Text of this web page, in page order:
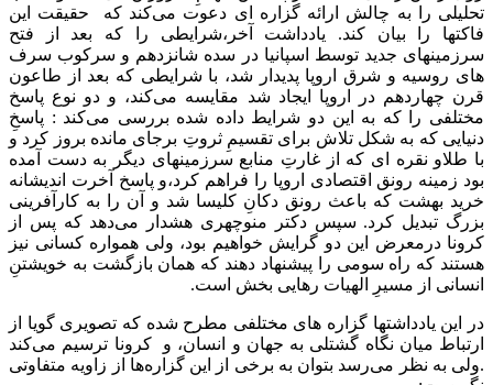
تحلیلی را به چالش ارائه گزاره ای دعوت می‌کند که حقیقت این
فاکتها را بیان کند. یادداشت آخر،شرایطی را که بعد از فتح
سرزمینهای جدید توسط اسپانیا در سده شانزدهم و سرکوب سرف
های روسیه و شرق اروپا پدیدار شد، با شرایطی که بعد از طاعون
قرن چهاردهم در اروپا ایجاد شد مقایسه می‌کند، و دو نوع پاسخ
مختلفی را که به این دو شرایط داده شده بررسی می‌کند : پاسخِ
دنیایی که به شکل تلاش برای تقسیمِ ثروتِ برجای مانده بروز کرد و
با طلاو نقره ای که از غارتِ منابع سرزمینهای دیگر به دست آمده
بود زمینه رونق اقتصادی اروپا را فراهم کرد،و پاسخ آخرت اندیشانه
خرید بهشت که باعث رونق دکانِ کلیسا شد و آن را به کارآفرینی
بزرگ تبدیل کرد. سپس دکتر منوچهری هشدار می‌دهد که پس از
کرونا درمعرض این دو گرایش خواهیم بود، ولی همواره کسانی نیز
هستند که راه سومی را پیشنهاد ‌دهند که همان بازگشت به خویشتنِ
انسانی از مسیرِ الهیات رهایی بخش است.
در این یادداشتها گزاره های مختلفی مطرح شده که تصویری گویا از
ارتباط میان نگاه گشتلی به جهان و انسان، و کرونا ترسیم می‌کند
.ولی به نظر می‌رسد بتوان به برخی از این گزاره‌ها از زاویه‌ متفاوتی